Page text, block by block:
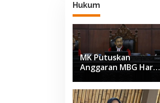
Hukum
MK Putuskan
Anggaran MBG Harus
Pendidikan Mulai
APBN 2028